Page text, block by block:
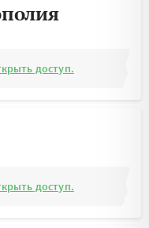
доступ.
доступ.